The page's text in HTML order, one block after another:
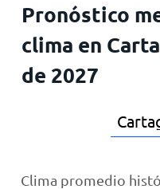
Pronóstico
clima en
de 2027
Clima promedio